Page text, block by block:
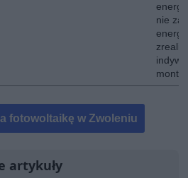
nie
fotowoltaikę w Zwoleniu
artykuły